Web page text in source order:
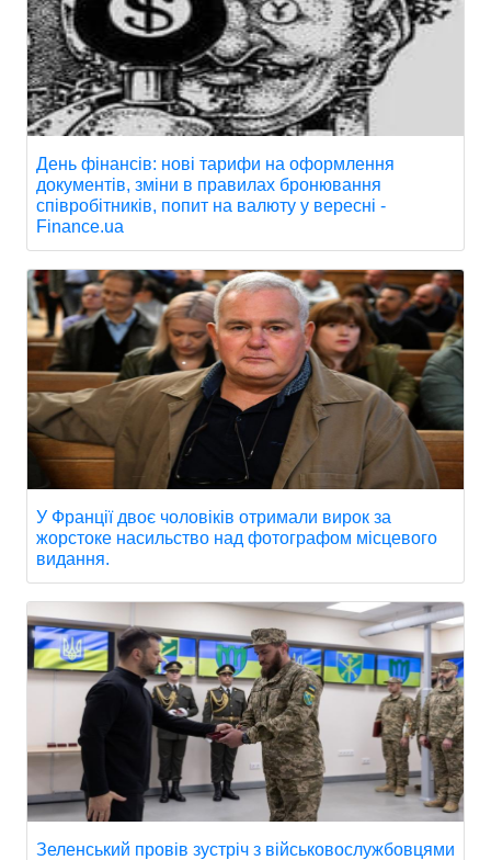
День фінансів: нові тарифи на оформлення
документів, зміни в правилах бронювання
співробітників, попит на валюту у вересні -
Finance.ua
У Франції двоє чоловіків отримали вирок за
жорстоке насильство над фотографом місцевого
видання.
Зеленський провів зустріч з військовослужбовцями